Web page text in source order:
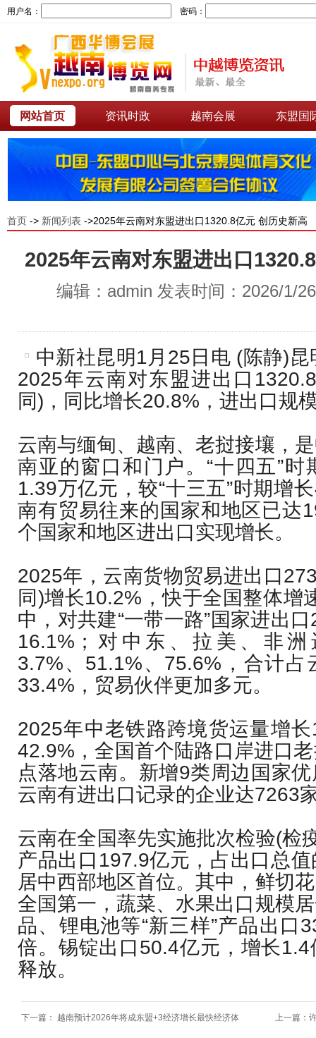
用户名： 密码：
网站首页 资讯时政 越南会展 东盟国
首页 -> 新闻列表 ->2025年云南对东盟进出口1320.8亿元 创历史新高
2025年云南对东盟进出口
编辑：admin 发表时间：2026/1/
中新社昆明1月25日电 (陈静)
2025年云南对东盟进出口
同)，同比增长20.8%，进出口规
云南与缅甸、越南、老挝接壤，
南亚的窗口和门户。“十四五”时
1.39万亿元，较“十三五”时期增
南有贸易往来的国家和地区已达
个国家和地区进出口实现增长。
2025年，云南货物贸易进出口
同)增长10.2%，快于全国整体增
中，对共建“一带一路”国家进出
16.1%；对中东、拉美、非
3.7%、51.1%、75.6%，合计占
33.4%，贸易伙伴更加多元。
2025年中老铁路跨境货运量增
42.9%，全国首个陆路口岸进口
点落地云南。新增9类周边国家
云南有进出口记录的企业达7263
云南在全国率先实施批次检验(检
产品出口197.9亿元，占出口总
居中西部地区首位。其中，鲜切
全国第一，蔬菜、水果出口规模
品、锂电池等“新三样”产品出口
倍。锡锭出口50.4亿元，增长
释放。
下一篇： 越南预计2026年将成东盟+3经济增长最快经济体 上一篇：